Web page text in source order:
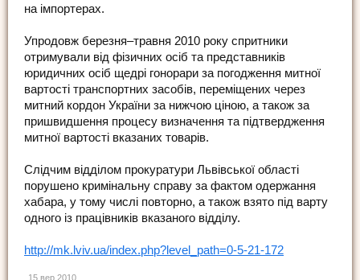
на імпортерах.
Упродовж березня–травня 2010 року спритники
отримували від фізичних осіб та представників
юридичних осіб щедрі гонорари за погодження митної
вартості транспортних засобів, переміщених через
митний кордон України за нижчою ціною, а також за
пришвидшення процесу визначення та підтвердження
митної вартості вказаних товарів.
Слідчим відділом прокуратури Львівської області
порушено кримінальну справу за фактом одержання
хабара, у тому числі повторно, а також взято під варту
одного із працівників вказаного відділу.
http://mk.lviv.ua/index.php?level_path=0-5-21-172
15 вер 2010